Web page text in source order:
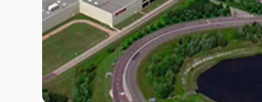
この画像の記事を